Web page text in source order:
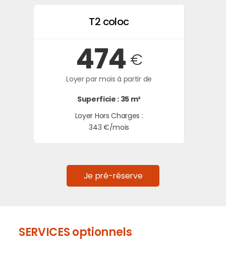
T2 coloc
474 €
Loyer par mois à partir de
Superficie : 35 m²
Loyer Hors Charges :
343 €/mois
Je pré-réserve
SERVICES optionnels